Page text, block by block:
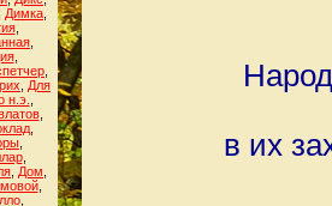
Димка
,
,
Для
н.э.
,
,
Дом
,
в их